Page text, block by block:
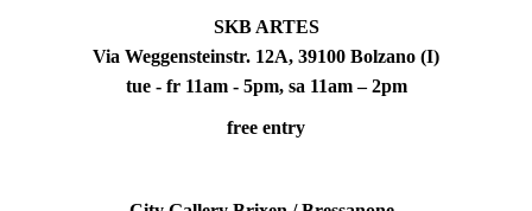
SKB ARTES
Via Weggensteinstr. 12A, 39100 Bolzano (I)
tue - fr 11am - 5pm, sa 11am – 2pm
free entry